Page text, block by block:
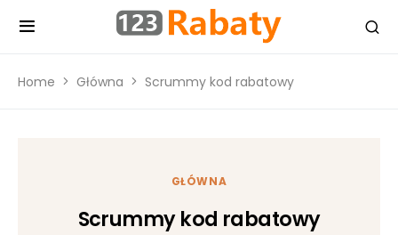
Home Główna Scrummy kod rabatowy
GŁÓWNA
Scrummy kod rabatowy